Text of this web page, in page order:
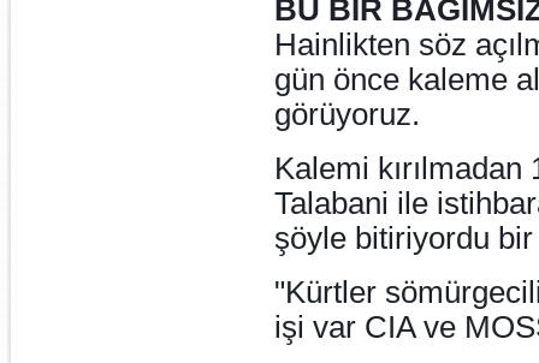
BU BİR
Hainlikten söz
gün önce kaleme
görüyoruz.
Kalemi
Talabani ile
şöyle bitiriyordu bir
"Kürtler
işi var CIA ve